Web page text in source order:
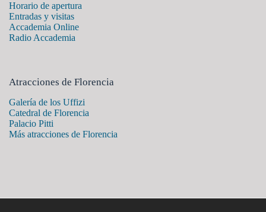
Horario de apertura
Entradas y visitas
Accademia Online
Radio Accademia
Atracciones de Florencia
Galería de los Uffizi
Catedral de Florencia
Palacio Pitti
Más atracciones de Florencia